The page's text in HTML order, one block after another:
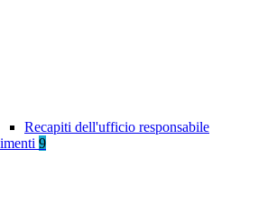
Recapiti dell'ufficio responsabile
9